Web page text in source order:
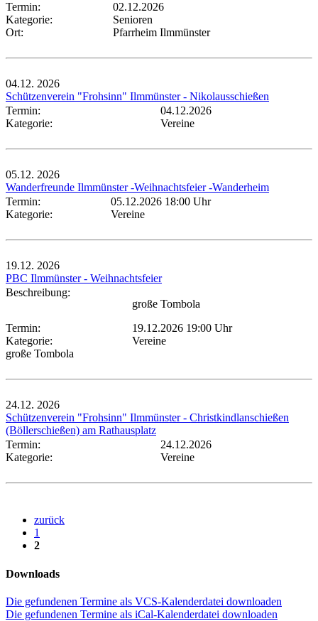
Termin:
02.12.2026
Kategorie:
Senioren
Ort:
Pfarrheim Ilmmünster
04.12. 2026
Schützenverein "Frohsinn" Ilmmünster - Nikolausschießen
Termin:
04.12.2026
Kategorie:
Vereine
05.12. 2026
Wanderfreunde Ilmmünster -Weihnachtsfeier -Wanderheim
Termin:
05.12.2026 18:00 Uhr
Kategorie:
Vereine
19.12. 2026
PBC Ilmmünster - Weihnachtsfeier
Beschreibung:
große Tombola
Termin:
19.12.2026 19:00 Uhr
Kategorie:
Vereine
große Tombola
24.12. 2026
Schützenverein "Frohsinn" Ilmmünster - Christkindlanschießen
(Böllerschießen) am Rathausplatz
Termin:
24.12.2026
Kategorie:
Vereine
zurück
1
2
Downloads
Die gefundenen Termine als VCS-Kalenderdatei downloaden
Die gefundenen Termine als iCal-Kalenderdatei downloaden